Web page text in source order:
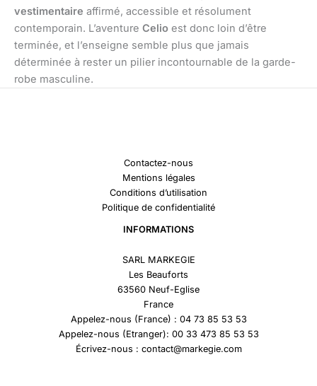
vestimentaire affirmé, accessible et résolument
contemporain. L’aventure Celio est donc loin d’être
terminée, et l’enseigne semble plus que jamais
déterminée à rester un pilier incontournable de la garde-
robe masculine.
Contactez-nous
Mentions légales
Conditions d’utilisation
Politique de confidentialité
INFORMATIONS
SARL MARKEGIE
Les Beauforts
63560 Neuf-Eglise
France
Appelez-nous (France) : 04 73 85 53 53
Appelez-nous (Etranger): 00 33 473 85 53 53
Écrivez-nous : contact@markegie.com